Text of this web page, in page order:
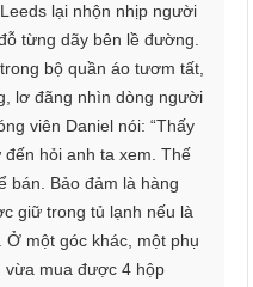
lại nhộn nhịp người
từng dãy bên lề đường.
bộ quần áo tươm tất,
lơ đãng nhìn dòng người
viên Daniel nói: “Thấy
hỏi anh ta xem. Thế
bán. Bảo đảm là hàng
giữ trong tủ lạnh nếu là
Ở một góc khác, một phụ
mua được 4 hộp